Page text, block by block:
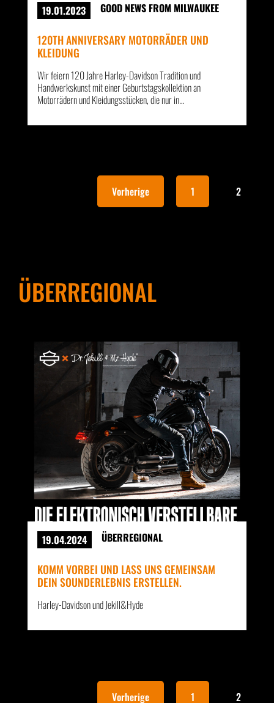
19.01.2023 GOOD NEWS FROM MILWAUKEE
120TH ANNIVERSARY MOTORRÄDER UND
KLEIDUNG
Wir feiern 120 Jahre Harley-Davidson Tradition und
Handwerkskunst mit einer Geburtstagskollektion an
Motorrädern und Kleidungsstücken, die nur in…
Vorherige 1 2
ÜBERREGIONAL
19.04.2024 ÜBERREGIONAL
KOMM VORBEI UND LASS UNS GEMEINSAM
DEIN SOUNDERLEBNIS ERSTELLEN.
Harley-Davidson und Jekill&Hyde
Vorherige 1 2